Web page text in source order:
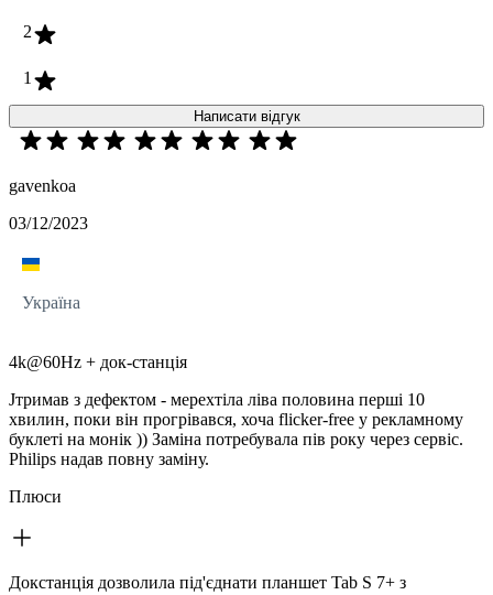
2
1
Написати відгук
gavenkoa
03/12/2023
Україна
4k@60Hz + док-станція
Jтримав з дефектом - мерехтіла ліва половина перші 10
хвилин, поки він прогрівався, хоча flicker-free у рекламному
буклеті на монік )) Заміна потребувала пів року через сервіс.
Philips надав повну заміну.
Плюси
Докстанція дозволила під'єднати планшет Tab S 7+ з